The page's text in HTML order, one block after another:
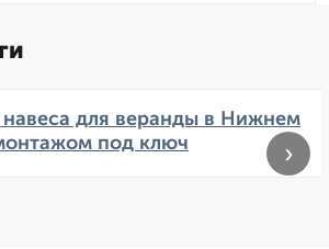
навеса для веранды в Нижнем
под ключ
›